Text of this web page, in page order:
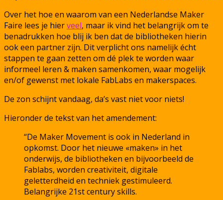
Over het hoe en waarom van een Nederlandse Maker
Faire lees je hierveel, maar ik vind het belangrijk om te
benadrukken hoe blij ik ben dat de bibliotheken hierin
ook een partner zijn. Dit verplicht ons namelijk écht
stappen te gaan zetten om dé plek te worden waar
informeel leren & maken samenkomen, waar mogelijk
en/of gewenst met lokale FabLabs en makerspaces.
De zon schijnt vandaag, da’s vast niet voor niets!
Hieronder de tekst van het amendement:
“De Maker Movement is ook in Nederland in
opkomst. Door het nieuwe «maken» in het
onderwijs, de bibliotheken en bijvoorbeeld de
Fablabs, worden creativiteit, digitale
geletterdheid en techniek gestimuleerd.
Belangrijke 21st century skills.